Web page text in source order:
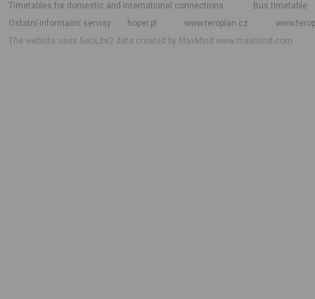
Timetables for domestic and international connections
Bus timetable
Ostatní informační servisy
hoper.pl www.teroplan.cz
The website uses GeoLite2 data created by MaxMindwww.maxmind.com